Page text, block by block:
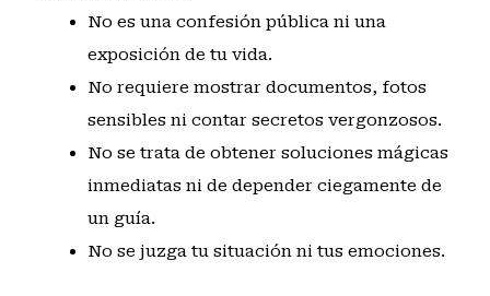
No es una confesión pública ni una
exposición de tu vida.
No requiere mostrar documentos, fotos
sensibles ni contar secretos vergonzosos.
No se trata de obtener soluciones mágicas
inmediatas ni de depender ciegamente de
un guía.
No se juzga tu situación ni tus emociones.